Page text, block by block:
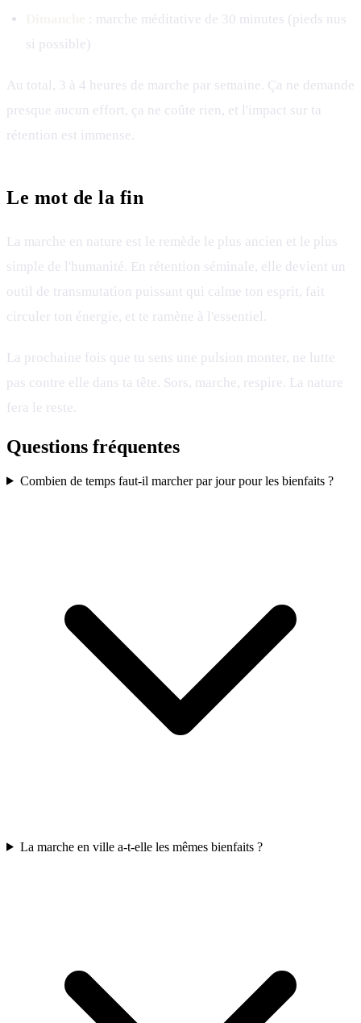
: marche méditative de 30 minutes (pieds nus
si possible)
Au total, 3 à 4 heures de marche par semaine. Ça ne demande
presque aucun effort, ça ne coûte rien, et l'impact sur ta
rétention est immense.
Le mot de la fin
La marche en nature est le remède le plus ancien et le plus
simple de l'humanité. En rétention séminale, elle devient un
outil de transmutation puissant qui calme ton esprit, fait
circuler ton énergie, et te ramène à l'essentiel.
La prochaine fois que tu sens une pulsion monter, ne lutte
pas contre elle dans ta tête. Sors, marche, respire. La nature
fera le reste.
Questions fréquentes
Combien de temps faut-il marcher par jour pour les bienfaits ?
La marche en ville a-t-elle les mêmes bienfaits ?